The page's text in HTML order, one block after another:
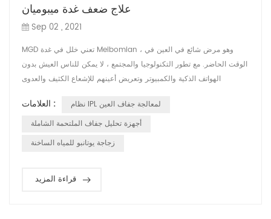
علاج ضعف غدة ميبوميان
Sep 02 , 2021
MGD تعني خلل في غدة Meibomian ، وهو مرض شائع في العين في
الوقت الحاضر. مع تطور التكنولوجيا والمجتمع ، لا يمكن للناس العيش بدون
الهواتف الذكية والكمبيوتر وتعريض أعينهم للإشعاع الكثيف والعدوى
أعراض MGD: رمش بشكل متكرر جفاف العيون والتعب. تهيج العين ، رهاب
الضوء ، وجع. الجفون الحمراء والمتورمة ، احتقان الملتحمة. صعوبة في فتح
العينين ، ...
العلامات :
نظام IPL لمعالجة جفاف العين
أجهزة تحليل جفاف الملتحمة الشاملة
زجاجة يوتانبو للمياه الساخنة
قراءة المزيد